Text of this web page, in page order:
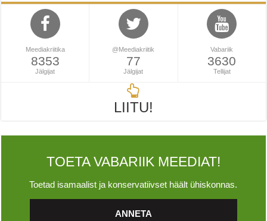
Meediakriitika
8353
Jälgijat
@Meediakriitik
77
Jälgijat
Vabariik
3630
Tellijat
LIITU!
TOETA VABARIIK MEEDIAT!
Toetad isamaalist ja konservatiivset häält ühiskonnas.
ANNETA